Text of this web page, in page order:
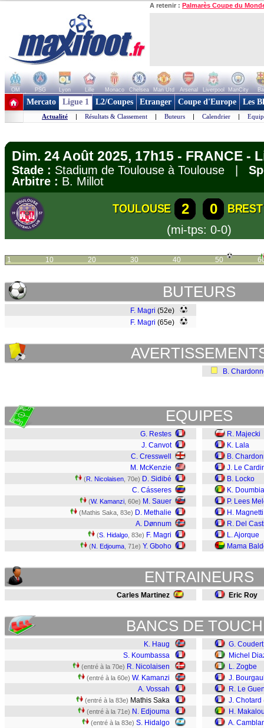
A retenir : Palmarès Coupe du
OM PSG Lyon Lille Monaco Chelsea Man Utd Arsenal Liverpool ManCity
+ de clubs
Mercato Ligue 1 L2/Coupes Etranger Coupe d'Europe Les
Actualité | Résultats & Classement | Buteurs | Calendrier |
Dim. 24 Août 2025, 17h15 - FRANCE -
Stade : Stadium de Toulouse à Toulouse |
Arbitre : B. Millot
TOULOUSE 2 0
BREST
(mi-tps: 0-0)
1 10 20 30 40 50
BUTEURS
F. Magri (52e)
F. Magri (65e)
B.
EQUIPES
G. Restes
J. Canvot
C. Cresswell
M. McKenzie
(R. Nicolaisen , 70e) D. Sidibé
C. Cásseres
(W. Kamanzi , 60e) M. Sauer
(Mathis Saka, 83e) D. Methalie
A. Dønnum
(S. Hidalgo , 83e) F. Magri
(N. Edjouma , 71e) Y. Gboho
R. Majecki
K. Lala
B.
J. Le
B. Locko
K. Doumbia
P. Lees
H. Magnetti
R. Del
L. Ajorque
Mama
ENTRAINEURS
Carles Martinez Eric Roy
BANCS DE
K. Haug
S. Koumbassa
(entré à la 70e) R. Nicolaisen
(entré à la 60e) W. Kamanzi
A. Vossah
(entré à la 83e) Mathis Saka
(entré à la 71e) N. Edjouma
(entré à la 83e) S. Hidalgo
G. Coudert
Michel
L. Zogbe
J.
R. Le
J. Chotard
H.
A.